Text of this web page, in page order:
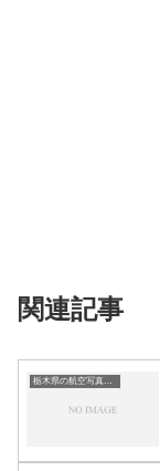
関連記事
栃木県の航空写真・空中写真